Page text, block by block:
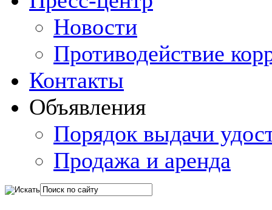
Новости
Противодействие
Контакты
Объявления
Порядок выдачи
Продажа и аренда